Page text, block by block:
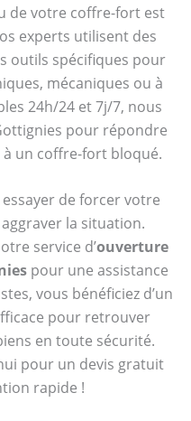
de votre coffre-fort est
experts utilisent des
outils spécifiques pour
mécaniques ou à
24h/24 et 7j/7, nous
pour répondre
un coffre-fort bloqué.
de forcer votre
la situation.
service d’ouverture
pour une assistance
vous bénéficiez d’un
pour retrouver
en toute sécurité.
pour un devis gratuit
rapide !